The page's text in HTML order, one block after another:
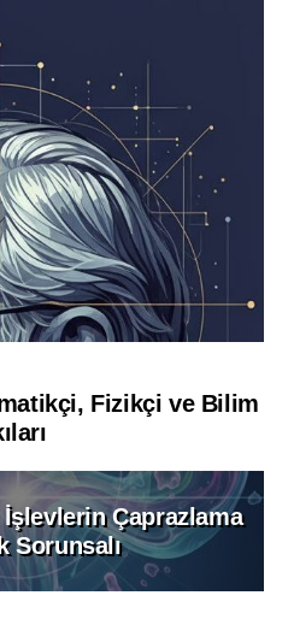
Fizikçi ve Bilim
Çaprazlama
Sorunsalı